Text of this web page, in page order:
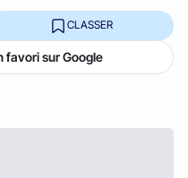
CLASSER
favori sur Google